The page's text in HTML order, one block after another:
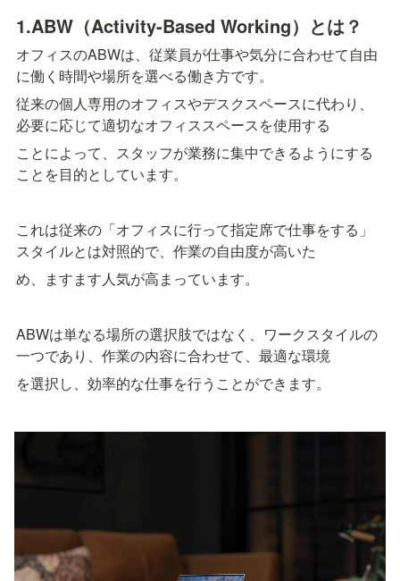
1.ABW（Activity-Based Working）とは？
オフィスのABWは、従業員が仕事や気分に合わせて自由
に働く時間や場所を選べる働き方です。
従来の個人専用のオフィスやデスクスペースに代わり、
必要に応じて適切なオフィススペースを使用する
ことによって、スタッフが業務に集中できるようにする
ことを目的としています。
これは従来の「オフィスに行って指定席で仕事をする」
スタイルとは対照的で、作業の自由度が高いた
め、ますます人気が高まっています。
ABWは単なる場所の選択肢ではなく、ワークスタイルの
一つであり、作業の内容に合わせて、最適な環境
を選択し、効率的な仕事を行うことができます。